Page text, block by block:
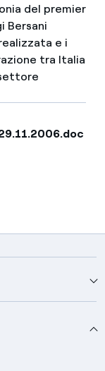
del premier
Bersani
e i
tra Italia